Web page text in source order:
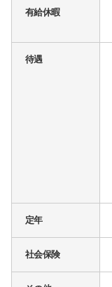
有給休暇
待遇
定年
社会保険